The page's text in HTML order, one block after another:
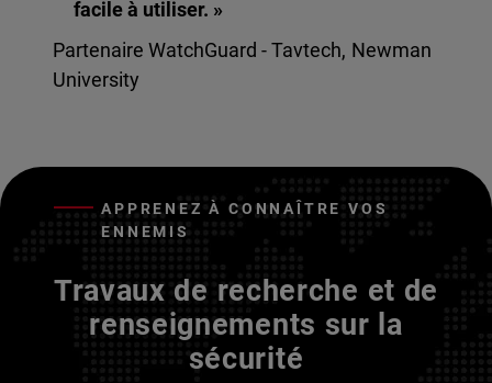
facile à utiliser. »
Partenaire WatchGuard - Tavtech, Newman
University
APPRENEZ À CONNAÎTRE VOS
ENNEMIS
Travaux de recherche et de
renseignements sur la
sécurité